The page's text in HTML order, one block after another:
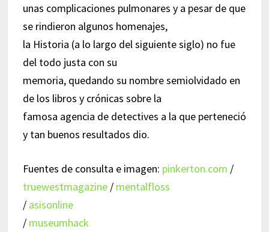
unas complicaciones pulmonares y a pesar de que
se rindieron algunos homenajes,
la Historia (a lo largo del siguiente siglo) no fue
del todo justa con su
memoria, quedando su nombre semiolvidado en
de los libros y crónicas sobre la
famosa agencia de detectives a la que perteneció
y tan buenos resultados dio.
Fuentes de consulta e imagen: pinkerton.com /
truewestmagazine/ mentalfloss
/ asisonline
/ museumhack